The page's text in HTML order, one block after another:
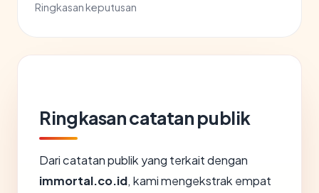
Ringkasan keputusan
Ringkasan catatan publik
Dari catatan publik yang terkait dengan
immortal.co.id, kami mengekstrak empat